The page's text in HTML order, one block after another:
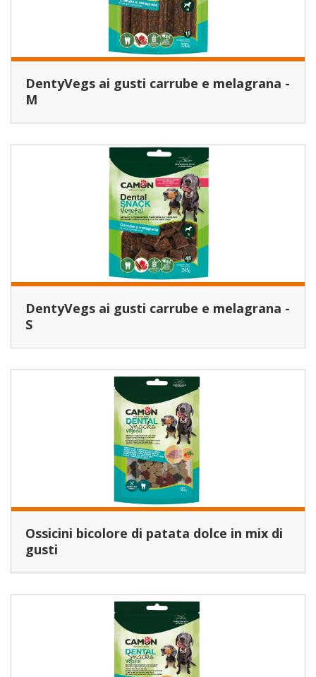
DentyVegs ai gusti carrube e melagrana -
M
DentyVegs ai gusti carrube e melagrana -
S
Ossicini bicolore di patata dolce in mix di
gusti